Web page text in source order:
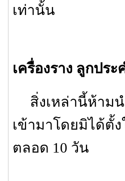
เท่านั้น
เครื่องราง ลูกปร
สิ่งเหล่านี้ห้ามน
เข้ามาโดยมิได้ตั้
ตลอด 10 วัน